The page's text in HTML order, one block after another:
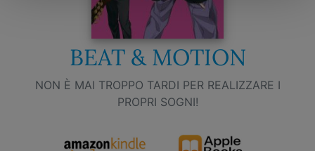
BEAT & MOTION
NON È MAI TROPPO TARDI PER REALIZZARE I
PROPRI SOGNI!